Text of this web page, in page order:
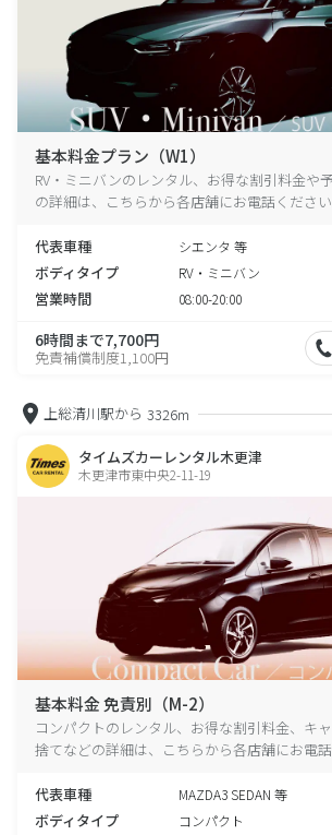
基本料金プラン（W1）
RV・ミニバンのレンタル、お得な割引料金や
の詳細は、こちらから各店舗にお電話ください
代表車種 シエンタ 等
ボディタイプ RV・ミニバン
営業時間 08:00-20:00
6時間まで7,700円
免責補償制度1,100円
上総清川駅から 3326m
タイムズカーレンタル木更津
木更津市東中央2-11-19
基本料金 免責別（M-2）
コンパクトのレンタル、お得な割引料金、キ
捨てなどの詳細は、こちらから各店舗にお電話
代表車種 MAZDA3 SEDAN 等
ボディタイプ コンパクト